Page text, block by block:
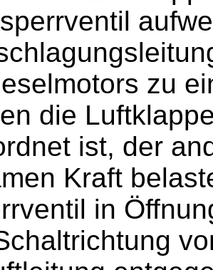
zu
die
ist, der
Kraft
in